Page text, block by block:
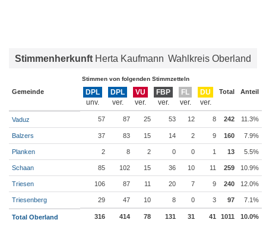
Stimmenherkunft Herta Kaufmann Wahlkreis Oberland
Stimmen von folgenden Stimmzetteln
Gemeinde DPL DPL VU FBP FL DU Total Anteil
Vaduz 57 87 25 53 12 8 242 11.3%
Balzers 37 83 15 14 2 9 160 7.9%
Planken 2 8 2 0 0 1 13 5.5%
Schaan 85 102 15 36 10 11 259 10.9%
Triesen 106 87 11 20 7 9 240 12.0%
Triesenberg 29 47 10 8 0 3 97 7.1%
Total Oberland 316 414 78 131 31 41 1011 10.0%